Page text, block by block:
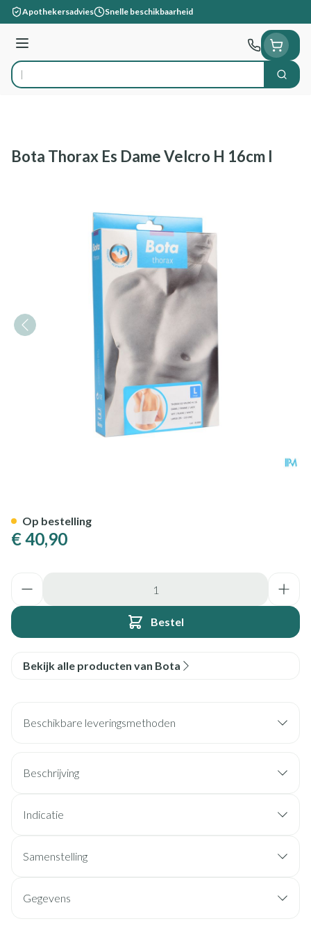
Ga naar de inhoud
Apothekersadvies Snelle beschikbaarheid
Menu
Product, merk, categorie... Zoek
Bota Thorax Es Dame Velcro H 16cm l
€ 40,90
Bestel
Op bestelling
Bekijk alle producten van Bota
Beschikbare leveringsmethoden
Beschrijving
Indicatie
Samenstelling
Gegevens